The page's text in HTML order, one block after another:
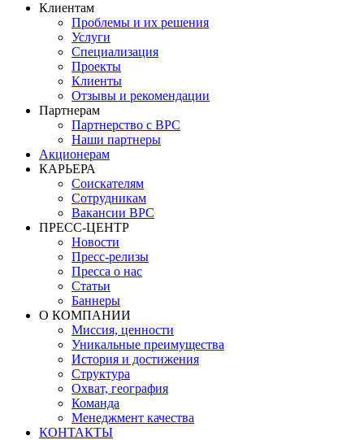
Клиентам
Проблемы и их решения
Услуги
Специализация
Проекты
Клиенты
Отзывы и рекомендации
Партнерам
Партнерство с BPC
Наши партнеры
Акционерам
КАРЬЕРА
Соискателям
Сотрудникам
Вакансии BPC
ПРЕСС-ЦЕНТР
Новости
Пресс-релизы
Пресса о нас
Статьи
Баннеры
О КОМПАНИИ
Миссия, ценности
Уникальные преимущества
История и достижения
Структура
Охват, география
Команда
Менеджмент качества
КОНТАКТЫ